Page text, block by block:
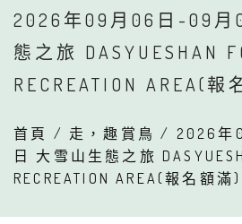
2026年09月06日-09月
態之旅 DASYUESHAN
RECREATION AREA(報
首頁 / 走，趣賞鳥 / 2026年
日 大雪山生態之旅
RECREATION AREA(報名額滿)